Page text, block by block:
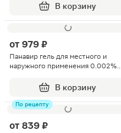
В корзину
от 979 ₽
Панавир гель для местного и
наружного применения 0.002%
В корзину
По рецепту
от 839 ₽